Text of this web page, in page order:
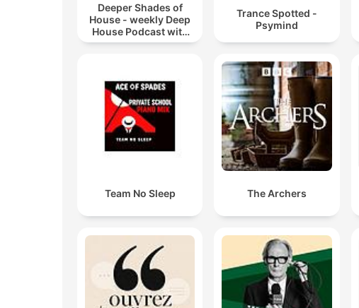
Deeper Shades of
House - weekly Deep
House Podcast with
Lars Behrenroth
Trance Spotted -
Psymind
Team No Sleep The Archers